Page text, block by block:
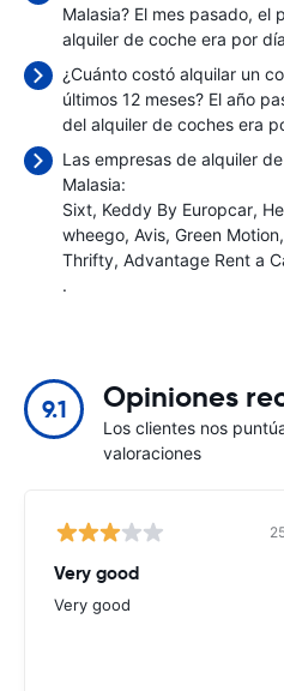
Malasia? El mes pasado, el
alquiler de coche era por
¿Cuánto costó alquilar un
últimos 12 meses? El año
del alquiler de coches era
Las empresas de alquiler
Malasia:
Sixt Keddy By Europcar
wheego Avis Green Motion
Thrifty Advantage Rent a
.
9.1 Opiniones
Los clientes nos
valoraciones
Very good
Very good